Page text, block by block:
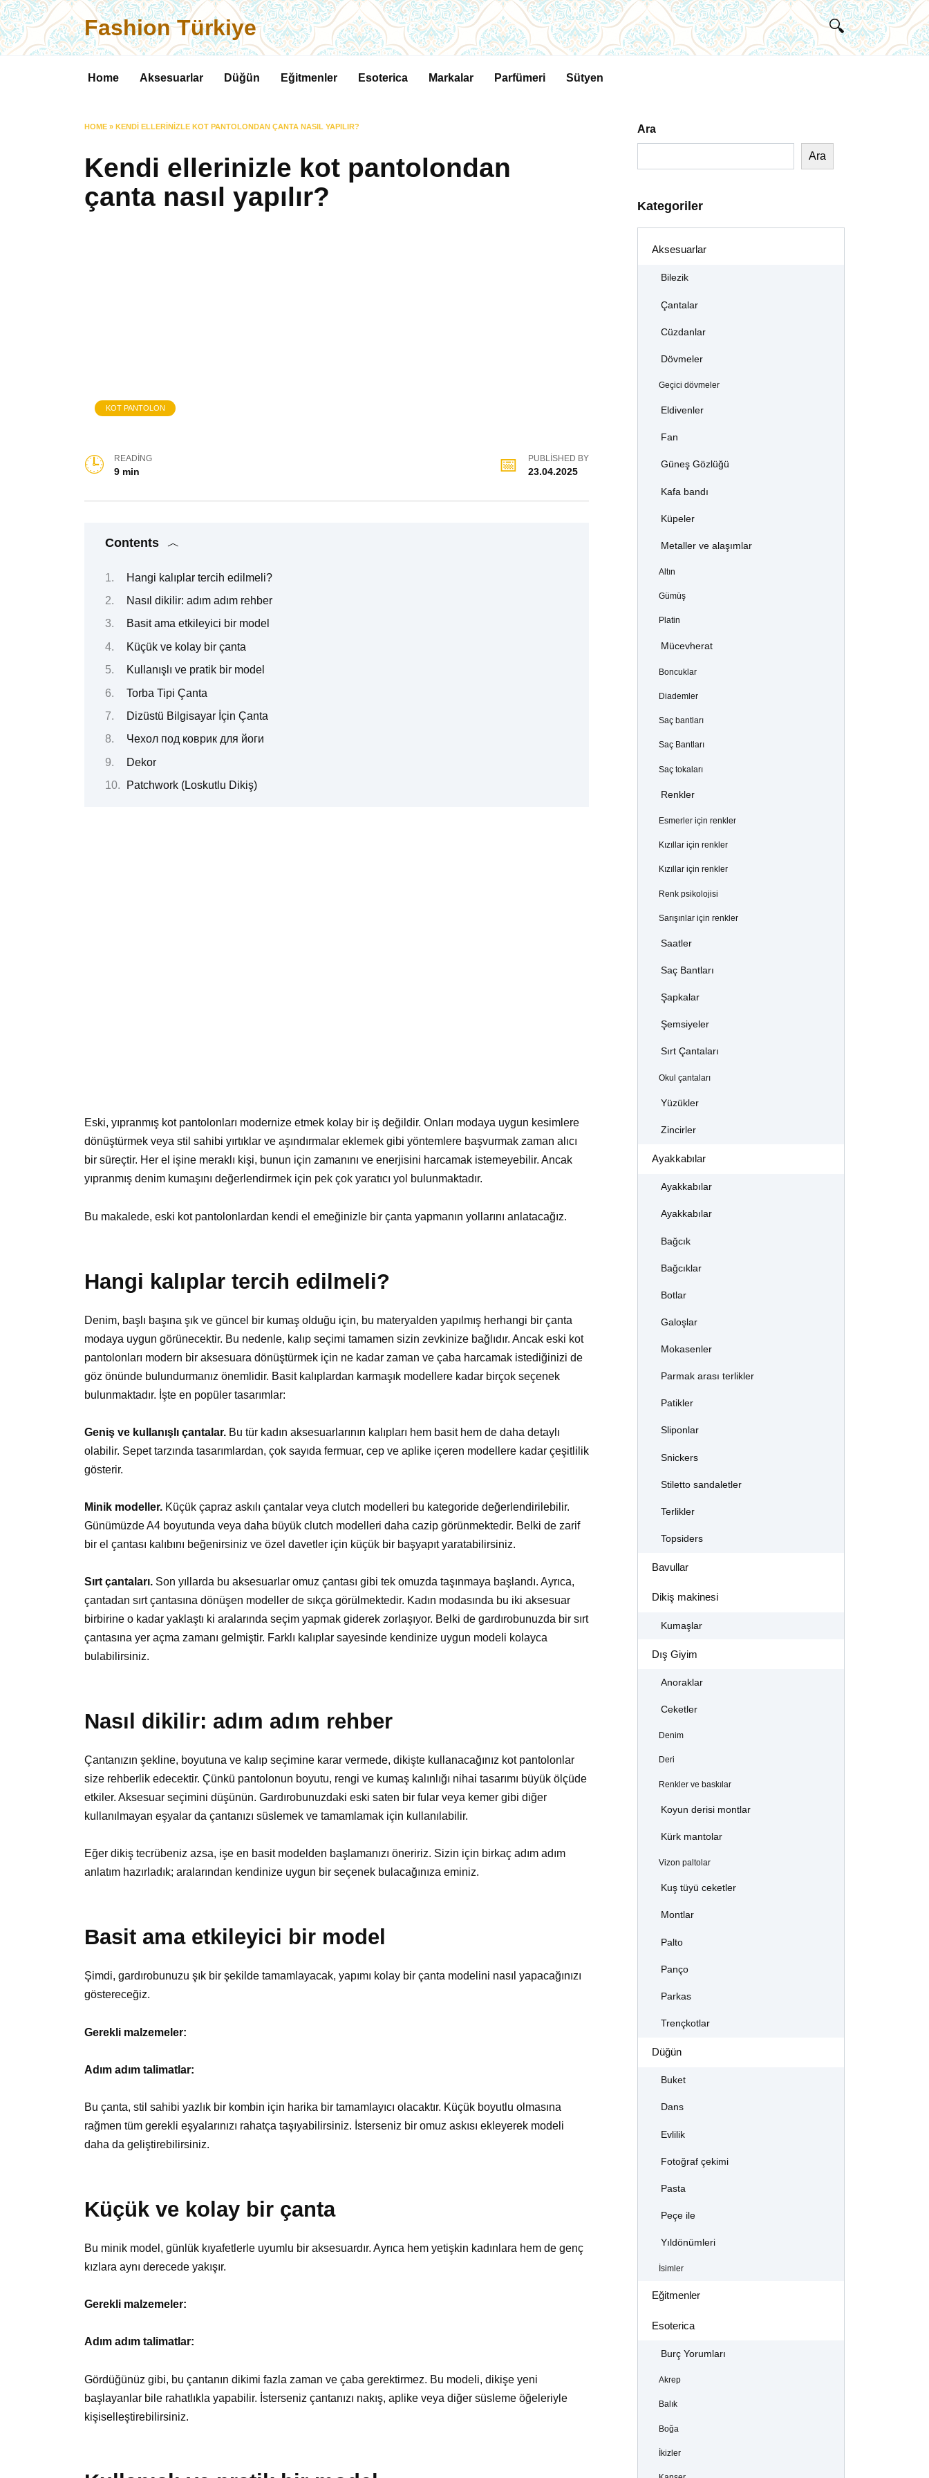
Skip
to
content
Fashion Türkiye
Home Aksesuarlar Düğün Eğitmenler Esoterica Markalar Parfümeri Sütyen
HOME » KENDI ELLERINIZLE KOT PANTOLONDAN ÇANTA NASIL YAPILIR?
Kendi ellerinizle kot pantolondan
çanta nasıl yapılır?
KOT PANTOLON
READING
9 min
PUBLISHED BY
23.04.2025
Contents
Hangi kalıplar tercih edilmeli?
Nasıl dikilir: adım adım rehber
Basit ama etkileyici bir model
Küçük ve kolay bir çanta
Kullanışlı ve pratik bir model
Torba Tipi Çanta
Dizüstü Bilgisayar İçin Çanta
Чехол под коврик для йоги
Dekor
Patchwork (Loskutlu Dikiş)
Eski, yıpranmış kot pantolonları modernize etmek kolay bir iş değildir. Onları modaya uygun kesimlere
dönüştürmek veya stil sahibi yırtıklar ve aşındırmalar eklemek gibi yöntemlere başvurmak zaman alıcı
bir süreçtir. Her el işine meraklı kişi, bunun için zamanını ve enerjisini harcamak istemeyebilir. Ancak
yıpranmış denim kumaşını değerlendirmek için pek çok yaratıcı yol bulunmaktadır.
Bu makalede, eski kot pantolonlardan kendi el emeğinizle bir çanta yapmanın yollarını anlatacağız.
Hangi kalıplar tercih edilmeli?
Denim, başlı başına şık ve güncel bir kumaş olduğu için, bu materyalden yapılmış herhangi bir çanta
modaya uygun görünecektir. Bu nedenle, kalıp seçimi tamamen sizin zevkinize bağlıdır. Ancak eski kot
pantolonları modern bir aksesuara dönüştürmek için ne kadar zaman ve çaba harcamak istediğinizi de
göz önünde bulundurmanız önemlidir. Basit kalıplardan karmaşık modellere kadar birçok seçenek
bulunmaktadır. İşte en popüler tasarımlar:
Geniş ve kullanışlı çantalar. Bu tür kadın aksesuarlarının kalıpları hem basit hem de daha detaylı
olabilir. Sepet tarzında tasarımlardan, çok sayıda fermuar, cep ve aplike içeren modellere kadar çeşitlilik
gösterir.
Minik modeller. Küçük çapraz askılı çantalar veya clutch modelleri bu kategoride değerlendirilebilir.
Günümüzde A4 boyutunda veya daha büyük clutch modelleri daha cazip görünmektedir. Belki de zarif
bir el çantası kalıbını beğenirsiniz ve özel davetler için küçük bir başyapıt yaratabilirsiniz.
Sırt çantaları. Son yıllarda bu aksesuarlar omuz çantası gibi tek omuzda taşınmaya başlandı. Ayrıca,
çantadan sırt çantasına dönüşen modeller de sıkça görülmektedir. Kadın modasında bu iki aksesuar
birbirine o kadar yaklaştı ki aralarında seçim yapmak giderek zorlaşıyor. Belki de gardırobunuzda bir sırt
çantasına yer açma zamanı gelmiştir. Farklı kalıplar sayesinde kendinize uygun modeli kolayca
bulabilirsiniz.
Nasıl dikilir: adım adım rehber
Çantanızın şekline, boyutuna ve kalıp seçimine karar vermede, dikişte kullanacağınız kot pantolonlar
size rehberlik edecektir. Çünkü pantolonun boyutu, rengi ve kumaş kalınlığı nihai tasarımı büyük ölçüde
etkiler. Aksesuar seçimini düşünün. Gardırobunuzdaki eski saten bir fular veya kemer gibi diğer
kullanılmayan eşyalar da çantanızı süslemek ve tamamlamak için kullanılabilir.
Eğer dikiş tecrübeniz azsa, işe en basit modelden başlamanızı öneririz. Sizin için birkaç adım adım
anlatım hazırladık; aralarından kendinize uygun bir seçenek bulacağınıza eminiz.
Basit ama etkileyici bir model
Şimdi, gardırobunuzu şık bir şekilde tamamlayacak, yapımı kolay bir çanta modelini nasıl yapacağınızı
göstereceğiz.
Gerekli malzemeler:
Adım adım talimatlar:
Bu çanta, stil sahibi yazlık bir kombin için harika bir tamamlayıcı olacaktır. Küçük boyutlu olmasına
rağmen tüm gerekli eşyalarınızı rahatça taşıyabilirsiniz. İsterseniz bir omuz askısı ekleyerek modeli
daha da geliştirebilirsiniz.
Küçük ve kolay bir çanta
Bu minik model, günlük kıyafetlerle uyumlu bir aksesuardır. Ayrıca hem yetişkin kadınlara hem de genç
kızlara aynı derecede yakışır.
Gerekli malzemeler:
Adım adım talimatlar:
Gördüğünüz gibi, bu çantanın dikimi fazla zaman ve çaba gerektirmez. Bu modeli, dikişe yeni
başlayanlar bile rahatlıkla yapabilir. İsterseniz çantanızı nakış, aplike veya diğer süsleme öğeleriyle
kişiselleştirebilirsiniz.
Ara
Ara
Kategoriler
Aksesuarlar
Bilezik
Çantalar
Cüzdanlar
Dövmeler
Geçici dövmeler
Eldivenler
Fan
Güneş Gözlüğü
Kafa bandı
Küpeler
Metaller ve alaşımlar
Altın
Gümüş
Platin
Mücevherat
Boncuklar
Diademler
Saç bantları
Saç Bantları
Saç tokaları
Renkler
Esmerler için renkler
Kızıllar için renkler
Kızıllar için renkler
Renk psikolojisi
Sarışınlar için renkler
Saatler
Saç Bantları
Şapkalar
Şemsiyeler
Sırt Çantaları
Okul çantaları
Yüzükler
Zincirler
Ayakkabılar
Ayakkabılar
Ayakkabılar
Bağcık
Bağcıklar
Botlar
Galoşlar
Mokasenler
Parmak arası terlikler
Patikler
Sliponlar
Snickers
Stiletto sandaletler
Terlikler
Topsiders
Bavullar
Dikiş makinesi
Kumaşlar
Dış Giyim
Anoraklar
Ceketler
Denim
Deri
Renkler ve baskılar
Koyun derisi montlar
Kürk mantolar
Vizon paltolar
Kuş tüyü ceketler
Montlar
Palto
Panço
Parkas
Trençkotlar
Düğün
Buket
Dans
Evlilik
Fotoğraf çekimi
Pasta
Peçe ile
Yıldönümleri
İsimler
Eğitmenler
Esoterica
Burç Yorumları
Akrep
Balık
Boğa
İkizler